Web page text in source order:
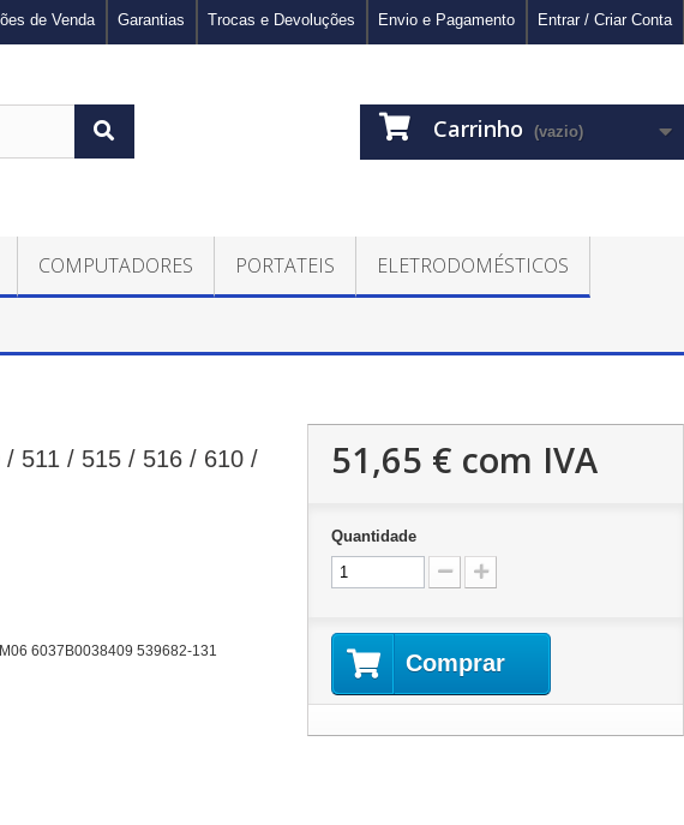
Entrar / Criar Conta
Envio e Pagamento
Trocas e Devoluções
Garantias
de Venda
Carrinho (vazio)
COMPUTADORES PORTATEIS ELETRODOMÉSTICOS
/ 511 / 515 / 516 / 610 /
6037B0038409 539682-131
51,65 € com IVA
Quantidade
Comprar